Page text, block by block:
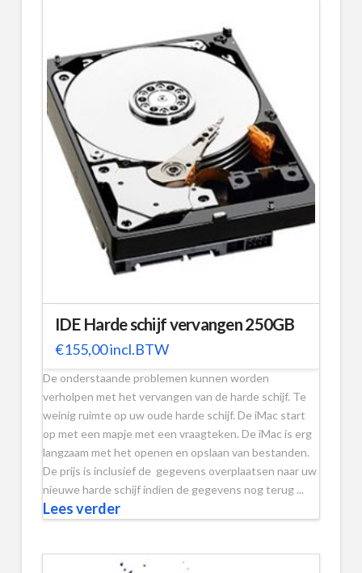
IDE Harde schijf vervangen 250GB
€155,00incl.BTW
De onderstaande problemen kunnen worden
verholpen met het vervangen van de harde schijf. Te
weinig ruimte op uw oude harde schijf. De iMac start
op met een mapje met een vraagteken. De iMac is erg
langzaam met het openen en opslaan van bestanden.
De prijs is inclusief de gegevens overplaatsen naar uw
nieuwe harde schijf indien de gegevens nog terug ...
Lees verder